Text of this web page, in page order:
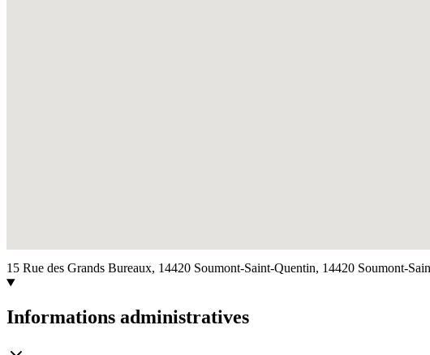
15 Rue des Grands Bureaux, 14420 Soumont-Saint-Quentin, 14420 Soumont-
Informations administratives